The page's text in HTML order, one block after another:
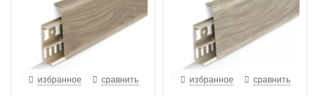
избранное сравнить избранное сравнить